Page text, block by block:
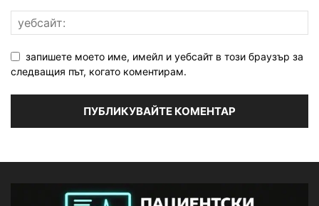
запишете моето име, имейл и уебсайт в този браузър за
следващия път, когато коментирам.